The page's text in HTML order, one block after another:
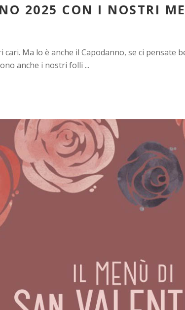
2025 CON I NOSTRI
Ma lo è anche il Capodanno, se ci pensate
anche i nostri folli